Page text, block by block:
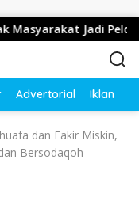
Jadi Pelopor
Advertorial Iklan
dan Fakir Miskin,
Bersodaqoh